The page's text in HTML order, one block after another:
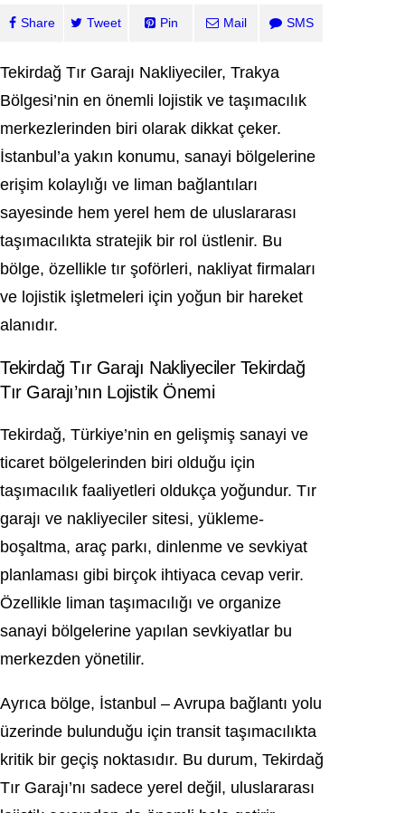
Share Tweet Pin Mail SMS
Tekirdağ Tır Garajı Nakliyeciler, Trakya
Bölgesi’nin en önemli lojistik ve taşımacılık
merkezlerinden biri olarak dikkat çeker.
İstanbul’a yakın konumu, sanayi bölgelerine
erişim kolaylığı ve liman bağlantıları
sayesinde hem yerel hem de uluslararası
taşımacılıkta stratejik bir rol üstlenir. Bu
bölge, özellikle tır şoförleri, nakliyat firmaları
ve lojistik işletmeleri için yoğun bir hareket
alanıdır.
Tekirdağ Tır Garajı Nakliyeciler Tekirdağ
Tır Garajı’nın Lojistik Önemi
Tekirdağ, Türkiye’nin en gelişmiş sanayi ve
ticaret bölgelerinden biri olduğu için
taşımacılık faaliyetleri oldukça yoğundur. Tır
garajı ve nakliyeciler sitesi, yükleme-
boşaltma, araç parkı, dinlenme ve sevkiyat
planlaması gibi birçok ihtiyaca cevap verir.
Özellikle liman taşımacılığı ve organize
sanayi bölgelerine yapılan sevkiyatlar bu
merkezden yönetilir.
Ayrıca bölge, İstanbul – Avrupa bağlantı yolu
üzerinde bulunduğu için transit taşımacılıkta
kritik bir geçiş noktasıdır. Bu durum, Tekirdağ
Tır Garajı’nı sadece yerel değil, uluslararası